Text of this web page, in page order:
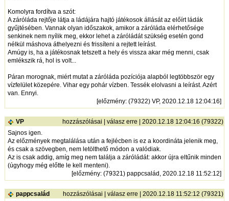
Komolyra fordítva a szót:
A záróláda rejtője látja a ládájára hajtó játékosok állását az előírt ládák
gyűjtésében. Vannak olyan időszakok, amikor a záróláda elérhetősége
senkinek nem nyílik meg, ekkor lehet a záróládát szükség esetén gond
nélkül máshova áthelyezni és frissíteni a rejtett leírást.
Amúgy is, ha a játékosnak tetszett a hely és vissza akar még menni, csak
emlékszik rá, hol is volt...
Páran morognak, miért mutat a záróláda pozíciója alapból legtöbbször egy
vízfelület közepére. Vihar egy pohár vízben. Tessék elolvasni a leírást. Azért
van. Ennyi.
[előzmény: (79322) VP, 2020.12.18 12:04:16]
VP hozzászólásai válasz erre | 2020.12.18 12:04:16 (79322)
Sajnos igen.
Az előzmények megtalálása után a fejlécben is ez a koordináta jelenik meg,
és csak a szövegben, nem letölthető módon a valódiak.
Az is csak addig, amíg meg nem találja a záróládát: akkor újra eltűnik minden
(úgyhogy még előtte le kell menteni).
[előzmény: (79321) pappcsalád, 2020.12.18 11:52:12]
pappcsalád hozzászólásai válasz erre | 2020.12.18 11:52:12 (79321)